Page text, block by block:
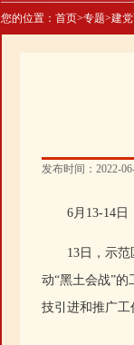
您的位置： 首页>专题>建
发布时间：2022-
6月13-14日，
13日，示范区
动“黑土会战”
技引进和推广工